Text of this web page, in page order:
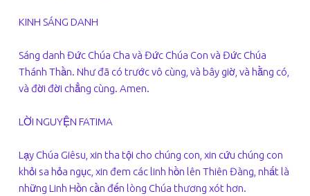
KINH SÁNG DANH
Sáng danh Đức Chúa Cha và Đức Chúa Con và Đức Chúa
Thánh Thần. Như đã có trước vô cùng, và bây giờ, và hằng có,
và đời đời chẳng cùng. Amen.
LỜI NGUYỆN FATIMA
Lạy Chúa Giêsu, xin tha tội cho chúng con, xin cứu chúng con
khỏi sa hỏa ngục, xin đem các linh hồn lên Thiên Đàng, nhất là
những Linh Hồn cần đến lòng Chúa thương xót hơn.